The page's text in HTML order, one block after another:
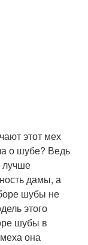
этот мех
о шубе? Ведь
лучше
дамы, а
шубы не
этого
шубы в
она